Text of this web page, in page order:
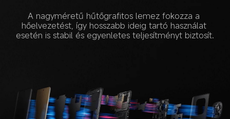
A nagyméretű hűtőgrafitos lemez fokozza a
hőelvezetést, így hosszabb ideig tartó használat
esetén is stabil és egyenletes teljesítményt biztosít.